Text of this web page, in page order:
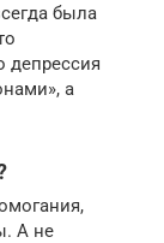
была
депрессия
а
А не